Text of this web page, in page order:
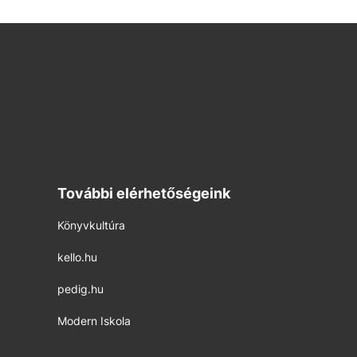
További elérhetőségeink
Könyvkultúra
kello.hu
pedig.hu
Modern Iskola